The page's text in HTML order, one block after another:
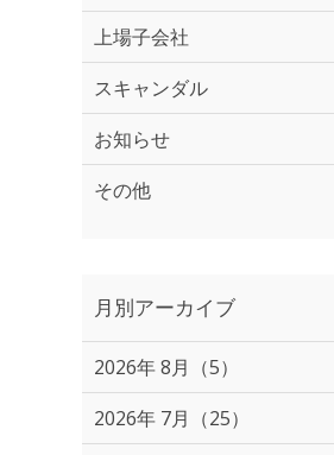
上場子会社
スキャンダル
お知らせ
その他
月別アーカイブ
2026年 8月（5）
2026年 7月（25）